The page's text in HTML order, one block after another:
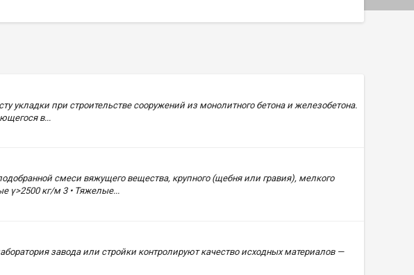
укладки при строительстве сооружений из монолитного бетона и железобетона.
в...
смеси вяжущего вещества, крупного (щебня или гравия), мелкого
γ>2500 кг/м 3 • Тяжелые...
завода или стройки контролируют качество исходных материалов —